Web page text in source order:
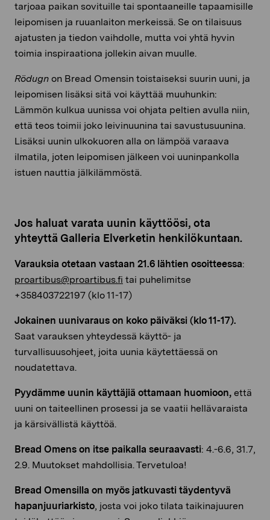
tarjoaa paikan sovituille tai spontaaneille tapaamisille
leipomisen ja ruuanlaiton merkeissä. Se on tilaisuus
ajatusten ja tiedon vaihdolle, mutta voi yhtä hyvin
toimia inspiraationa jollekin aivan muulle.
Rödugn on Bread Omensin toistaiseksi suurin uuni, ja
leipomisen lisäksi sitä voi käyttää muuhunkin:
Lämmön kulkua uunissa voi ohjata peltien avulla niin,
että teos toimii joko leivinuunina tai savustusuunina.
Lisäksi uunin ulkokuoren alla on lämpöä varaava
ilmatila, joten leipomisen jälkeen voi uuninpankolla
istuen nauttia jälkilämmöstä.
Jos haluat varata uunin käyttöösi, ota
yhteyttä Galleria Elverketin henkilökuntaan.
Varauksia otetaan vastaan 21.6 lähtien osoitteessa:
proartibus@proartibus.fi tai puhelimitse
+358403722197 (klo 11-17)
Jokainen uunivaraus on koko päiväksi (klo 11-17).
Saat varauksen yhteydessä käyttö- ja
turvallisuusohjeet, joita uunia käytettäessä on
noudatettava.
Pyydämme uunin käyttäjiä ottamaan huomioon, että
uuni on taiteellinen prosessi ja se vaatii hellävaraista
ja kärsivällistä käyttöä.
Bread Omens on itse paikalla seuraavasti: 4.-6.6, 31.7,
2.9. Muutokset mahdollisia. Tervetuloa!
Bread Omensilla on myös jatkuvasti täydentyvä
hapanjuuriarkisto, josta voi joko tilata taikinajuuren